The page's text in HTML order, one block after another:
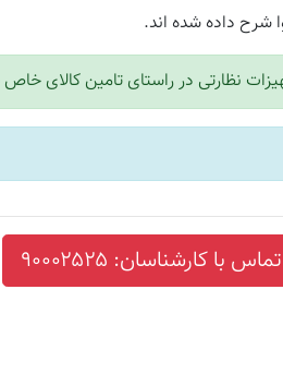
شرح داده شده اند.
نظارتی در راستای تامین کالای خاص
تماس با کارشناسان: ۹۰۰۰۲۵۲۵